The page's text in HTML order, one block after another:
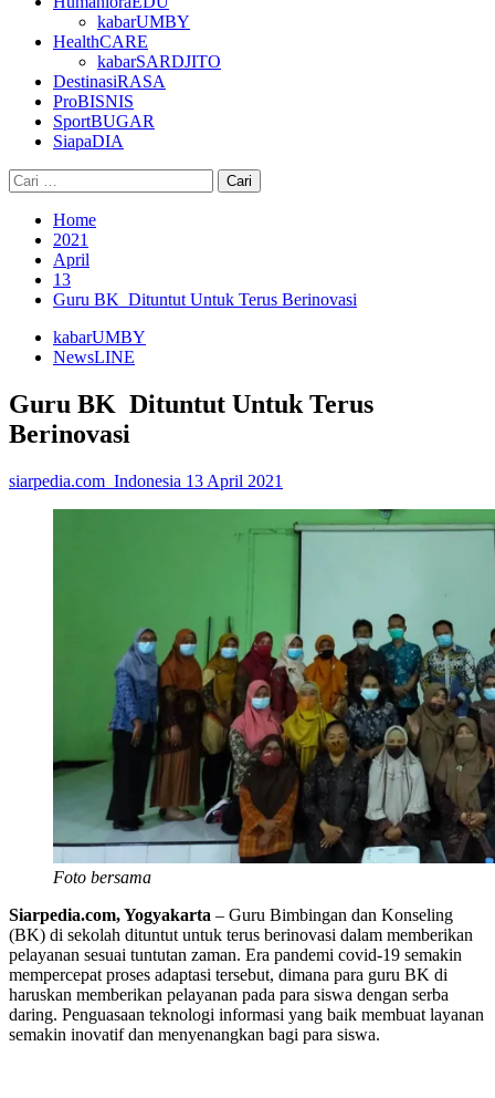
kabarUMBY
HealthCARE
kabarSARDJITO
DestinasiRASA
ProBISNIS
SportBUGAR
SiapaDIA
Cari
untuk:
Home
2021
April
13
Guru BK Dituntut Untuk Terus Berinovasi
kabarUMBY
NewsLINE
Guru BK Dituntut Untuk Terus
Berinovasi
siarpedia.com_Indonesia 13 April 2021
Foto bersama
Siarpedia.com, Yogyakarta – Guru Bimbingan dan Konseling
(BK) di sekolah dituntut untuk terus berinovasi dalam memberikan
pelayanan sesuai tuntutan zaman. Era pandemi covid-19 semakin
mempercepat proses adaptasi tersebut, dimana para guru BK di
haruskan memberikan pelayanan pada para siswa dengan serba
daring. Penguasaan teknologi informasi yang baik membuat layanan
semakin inovatif dan menyenangkan bagi para siswa.